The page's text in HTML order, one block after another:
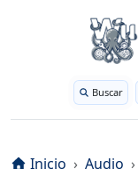
Buscar
Inicio Audio